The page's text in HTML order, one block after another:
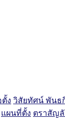
ง วิสัยทัศน์ พันธ
แผนที่ตั้ง ตราสัญ